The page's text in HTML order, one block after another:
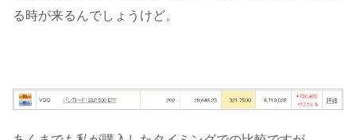
る時が来るんでしょうけど。